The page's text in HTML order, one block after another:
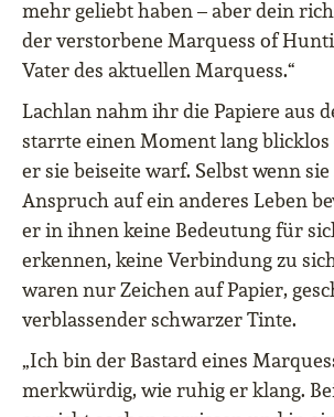
mehr geliebt haben – aber dein
der verstorbene Marquess of
Vater des aktuellen Marquess.“
Lachlan nahm ihr die Papiere aus
starrte einen Moment lang blicklos
er sie beiseite warf. Selbst wenn
Anspruch auf ein anderes Leben
er in ihnen keine Bedeutung für
erkennen, keine Verbindung zu
waren nur Zeichen auf Papier,
verblassender schwarzer Tinte.
„Ich bin der Bastard eines
merkwürdig, wie ruhig er klang.